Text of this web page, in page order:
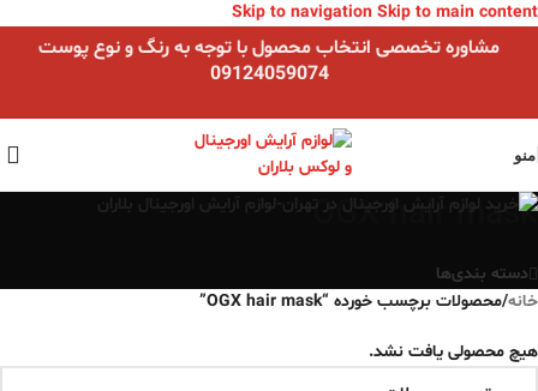
Skip to navigation Skip to main content
مشاوره تخصصی انتخاب محصول با توجه به رنگ و نوع پوست
09124059074
منو
OGX hair mask
دسته بندی‌ها
خانه/محصولات برچسب خورده “OGX hair mask”
هیچ محصولی یافت نشد.